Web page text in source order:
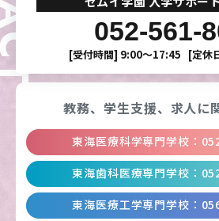
052-561-
[受付時間] 9:00〜17:45 [定休
教務、学生支援、 求人に
東海医療科学専門学校 ：
東海歯科医療専門学校 ：
東海医療工学専門学校 ：